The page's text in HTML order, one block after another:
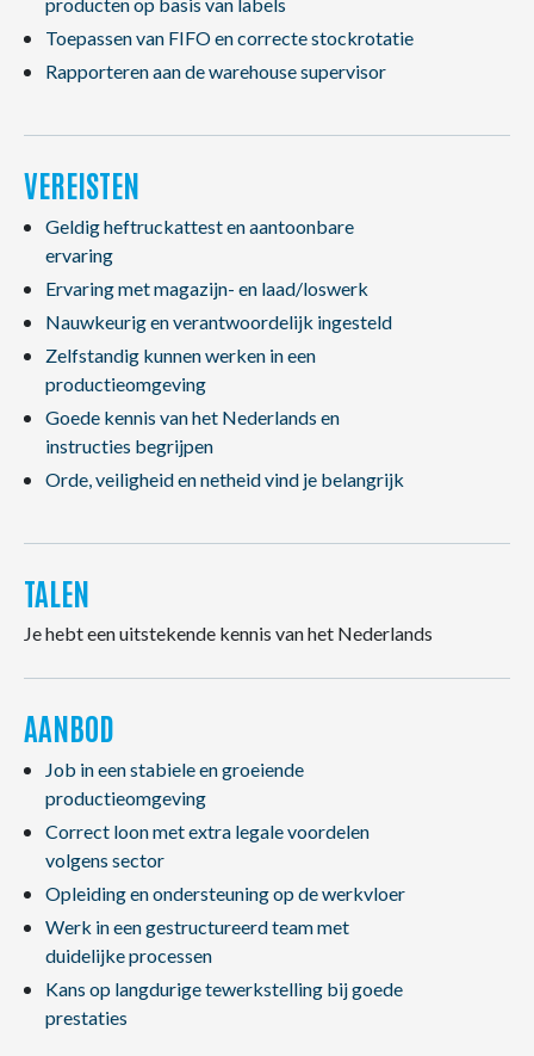
Toepassen van FIFO en correcte stockrotatie
Rapporteren aan de warehouse supervisor
VEREISTEN
Geldig heftruckattest en aantoonbare
ervaring
Ervaring met magazijn- en laad/loswerk
Nauwkeurig en verantwoordelijk ingesteld
Zelfstandig kunnen werken in een
productieomgeving
Goede kennis van het Nederlands en
instructies begrijpen
Orde, veiligheid en netheid vind je belangrijk
TALEN
Je hebt een uitstekende kennis van het Nederlands
AANBOD
Job in een stabiele en groeiende
productieomgeving
Correct loon met extra legale voordelen
volgens sector
Opleiding en ondersteuning op de werkvloer
Werk in een gestructureerd team met
duidelijke processen
Kans op langdurige tewerkstelling bij goede
prestaties